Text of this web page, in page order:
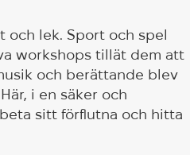
och lek. Sport och spel
workshops tillät dem att
och berättande blev
i en säker och
sitt förflutna och hitta